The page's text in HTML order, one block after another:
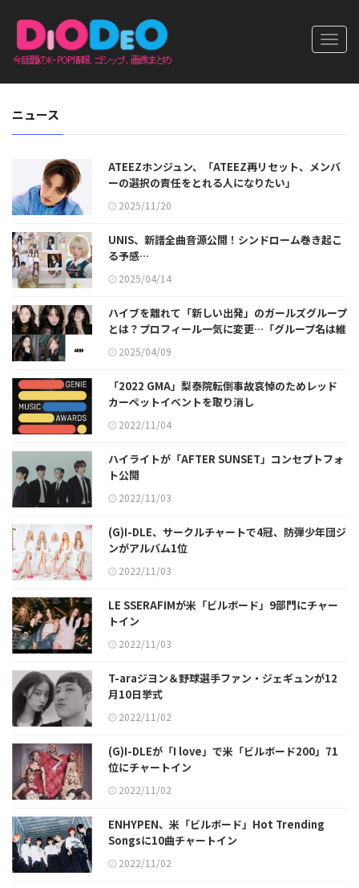
ニュース
ATEEZホンジュン、「ATEEZ再リセット、メンバ
ーの選択の責任をとれる人になりたい」
2025/11/20
UNIS、新譜全曲音源公開！シンドローム巻き起こ
る予感…
2025/04/14
ハイブを離れて「新しい出発」のガールズグループ
とは？プロフィール一気に変更…「グループ名は維
持」2025/04/09
「2022 GMA」梨泰院転倒事故哀悼のためレッド
カーペットイベントを取り消し
2022/11/04
ハイライトが「AFTER SUNSET」コンセプトフォ
ト公開
2022/11/03
(G)I-DLE、サークルチャートで4冠、防弾少年団ジ
ンがアルバム1位
2022/11/03
LE SSERAFIMが米「ビルボード」9部門にチャー
トイン
2022/11/03
T-araジヨン＆野球選手ファン・ジェギュンが12
月10日挙式
2022/11/02
(G)I-DLEが「I love」で米「ビルボード200」71
位にチャートイン
2022/11/02
ENHYPEN、米「ビルボード」Hot Trending
Songsに10曲チャートイン
2022/11/02